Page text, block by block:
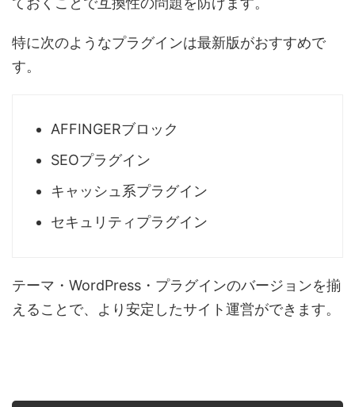
特に次のようなプラグインは最新版がおすすめで
す。
AFFINGERブロック
SEOプラグイン
キャッシュ系プラグイン
セキュリティプラグイン
テーマ・WordPress・プラグインのバージョンを揃
えることで、より安定したサイト運営ができます。